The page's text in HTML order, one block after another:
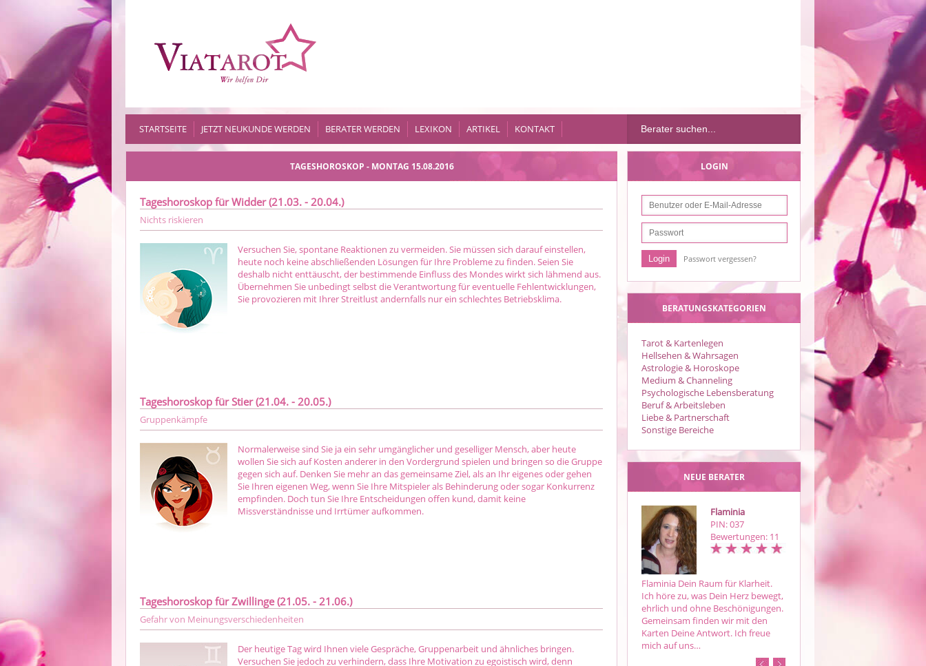
STARTSEITE JETZT NEUKUNDE WERDEN BERATER WERDEN LEXIKON ARTIKEL KONTAKT
LOGIN
Passwort vergessen?
BERATUNGSKATEGORIEN
Tarot & Kartenlegen
Hellsehen & Wahrsagen
Astrologie & Horoskope
Medium & Channeling
Psychologische Lebensberatung
Beruf & Arbeitsleben
Liebe & Partnerschaft
Sonstige Bereiche
NEUE BERATER
Flaminia
PIN: 037
Bewertungen: 11
Flaminia Dein Raum für Klarheit.
Ich höre zu, was Dein Herz bewegt,
ehrlich und ohne Beschönigungen.
Gemeinsam finden wir mit den
Karten Deine Antwort. Ich freue
mich auf uns…
Bine
Mit über 30 Jahren Erfahrung
verbinde ich Tarot,
TAGESHOROSKOP - MONTAG 15.08.2016
Tageshoroskop für Widder (21.03. - 20.04.)
Nichts riskieren
Versuchen Sie, spontane Reaktionen zu vermeiden. Sie müssen sich darauf einstellen,
heute noch keine abschließenden Lösungen für Ihre Probleme zu finden. Seien Sie
deshalb nicht enttäuscht, der bestimmende Einfluss des Mondes wirkt sich lähmend aus.
Übernehmen Sie unbedingt selbst die Verantwortung für eventuelle Fehlentwicklungen,
Sie provozieren mit Ihrer Streitlust andernfalls nur ein schlechtes Betriebsklima.
Tageshoroskop für Stier (21.04. - 20.05.)
Gruppenkämpfe
Normalerweise sind Sie ja ein sehr umgänglicher und geselliger Mensch, aber heute
wollen Sie sich auf Kosten anderer in den Vordergrund spielen und bringen so die Gruppe
gegen sich auf. Denken Sie mehr an das gemeinsame Ziel, als an Ihr eigenes oder gehen
Sie Ihren eigenen Weg, wenn Sie Ihre Mitspieler als Behinderung oder sogar Konkurrenz
empfinden. Doch tun Sie Ihre Entscheidungen offen kund, damit keine
Missverständnisse und Irrtümer aufkommen.
Tageshoroskop für Zwillinge (21.05. - 21.06.)
Gefahr von Meinungsverschiedenheiten
Der heutige Tag wird Ihnen viele Gespräche, Gruppenarbeit und ähnliches bringen.
Versuchen Sie jedoch zu verhindern, dass Ihre Motivation zu egoistisch wird, denn